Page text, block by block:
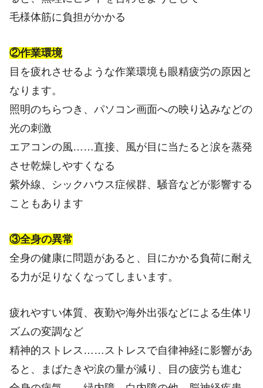
毛様体筋に負担がかかる
②作業環境
目を疲れさせるような作業環境も眼精疲労の原因と
なります。
照明のちらつき、パソコン画面への映り込みなどの
光の刺激
エアコンの風……直接、風が目に当たると涙を蒸発
させ乾燥しやすくなる
紫外線、シックハウス症候群、騒音などが影響する
こともあります
③全身の異常
全身の健康に問題があると、目にかかる負荷に耐え
る力が足りなくなってしまいます。
疲れやすい体質、夜勤や海外出張などによる生体リ
ズムの変調など
精神的ストレス……ストレスで自律神経に影響があ
ると、まばたきや涙の量が減り、目の疲労も進む